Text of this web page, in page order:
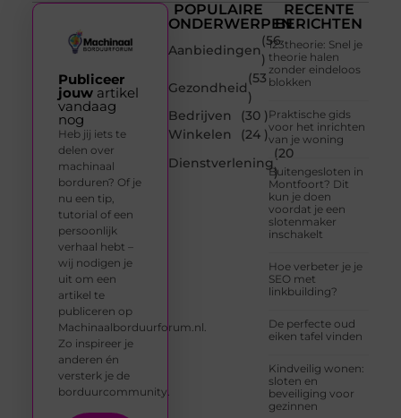
POPULAIRE
ONDERWERPEN
Aanbiedingen
(56
)
Gezondheid
(53
)
Bedrijven
(30 )
Winkelen
(24 )
Dienstverlening
(20
)
RECENTE
BERICHTEN
123theorie: Snel je
theorie halen
zonder eindeloos
blokken
Praktische gids
voor het inrichten
van je woning
Buitengesloten in
Montfoort? Dit
kun je doen
voordat je een
slotenmaker
inschakelt
Hoe verbeter je je
SEO met
linkbuilding?
De perfecte oud
eiken tafel vinden
Kindveilig wonen:
sloten en
beveiliging voor
gezinnen
Publiceer
jouwartikel
vandaag
nog
Heb jij iets te
delen over
machinaal
borduren? Of je
nu een tip,
tutorial of een
persoonlijk
verhaal hebt –
wij nodigen je
uit om een
artikel te
publiceren op
Machinaalborduurforum.nl.
Zo inspireer je
anderen én
versterk je de
borduurcommunity.